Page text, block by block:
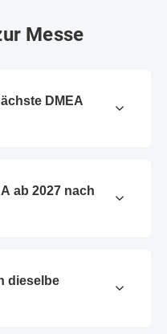
Messe
DMEA
ab 2027 nach
dieselbe